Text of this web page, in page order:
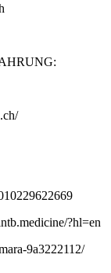
?hl=en
9a3222112/